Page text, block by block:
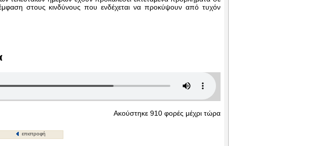
έμφαση στους κινδύνους που ενδέχεται να προκύψουν από τυχόν
Ακούστηκε 910 φορές μέχρι τώρα
επιστροφή